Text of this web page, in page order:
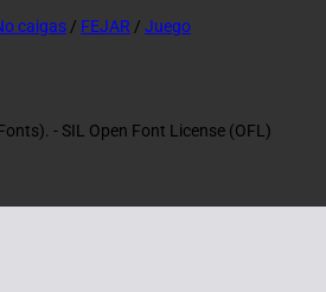
caigas / FEJAR / Juego
- SIL Open Font License (OFL)